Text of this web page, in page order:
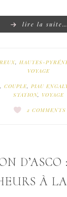
lire la suite…
, HAUTES-
VOYAGE
, COUPLE, PIAU
STATION, VOYAGE
2 COMMENTS
D’ASCO
À